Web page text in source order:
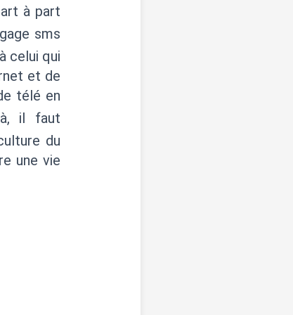
à part
sms
celui qui
et de
télé en
il faut
du
une vie